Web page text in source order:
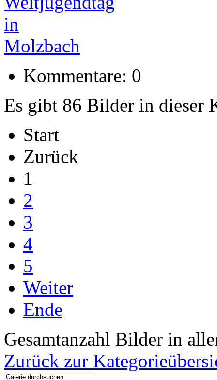
Kommentare: 0
Es gibt 86 Bilder in dieser
Start
Zurück
1
2
3
4
5
Weiter
Ende
Gesamtanzahl Bilder in
Zurück zur